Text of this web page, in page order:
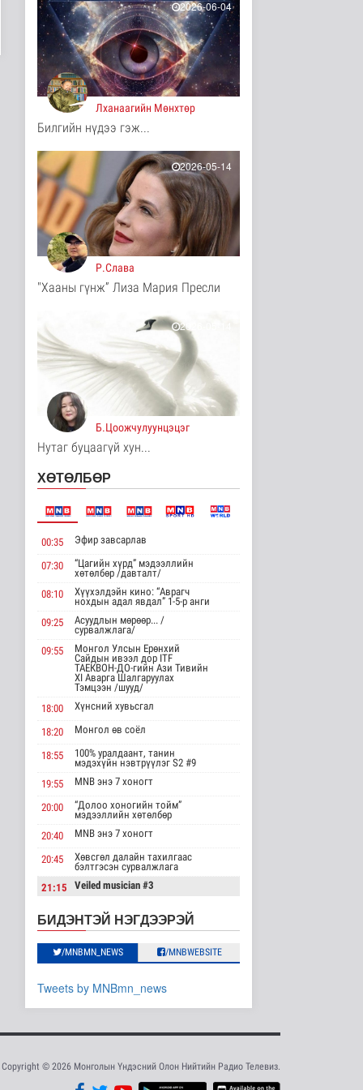
12 цаг 58 минутын өмнө
Иргэд: Хичээлийн
хэрэгслийн үнэ багагүй
нэмэгдсэ..
Нийгэм
12 цаг 1 минутын өмнө
Турк, Саудын Араб,
батлан хамгаа..
Дэлхийд
12 цаг 4 минутын өмнө
"Онцгой амралт-2026"
реалити шоуны зургийг
авч э..
Нийгэм
12 цаг 7 минутын өмнө
хүчний байлдааны
буудлагат..
Нийгэм
12 цаг 9 минутын өмнө
Цагааннуур суманд 23
мянга гаруй га талбайд
Нийгэм
12 цаг 14 минутын өмнө
Нийгэм
ЦАГ АГААР:
Улаанбаатарт өдөртөө
26 хэм дулаан
Байгаль орчин
12 цаг 28 минутын өмнө
Монгол Улсын Төрийн
дуулал
Энтертайнмент
16 цаг 44 минутын өмнө
"Цагийн хүрд"
/2026.08.08/
Нийгэм
2026-08-08 19:59
Хүүхэд залуус, бизнес
эрхлэгчдийг дэмжих
инкубат..
Нийгэм
2026-08-08 17:16
баригдаж буй 70 МВт-
ын хүчин ча..
Улс төр
2026-08-08 17:02
Газрын тосны
агуулахууд эхнээсээ
ашиглалтад орох..
ЦАГ АГААР:
Улаанбаатарт шөнөдөө
2026-06-04
Лханаагийн Мөнхтөр
Билгийн нүдээ гэж...
2026-05-14
Р.Слава
"Хааны гүнж” Лиза Мария Пресли
2026-05-14
Б.Цоожчулуунцэцэг
Нутаг буцаагүй хун...
ХӨТӨЛБӨР
00:35 Эфир завсарлав
07:30
“Цагийн хүрд” мэдээллийн
хөтөлбөр /давталт/
08:10
Хүүхэлдэйн кино: “Аврагч
нохдын адал явдал” 1-5-р анги
09:25
Асуудлын мөрөөр... /
сурвалжлага/
09:55
Монгол Улсын Ерөнхий
Сайдын ивээл дор ITF
ТАЕКВОН-ДО-гийн Ази Тивийн
XI Аварга Шалгаруулах
Тэмцээн /шууд/
18:00
Хүнсний хувьсгал
18:20 Монгол өв соёл
18:55
100% уралдаант, танин
мэдэхүйн нэвтрүүлэг S2 #9
19:55
MNB энэ 7 хоногт
20:00
“Долоо хоногийн тойм”
мэдээллийн хөтөлбөр
20:40
MNB энэ 7 хоногт
20:45
Хөвсгөл далайн тахилгаас
бэлтгэсэн сурвалжлага
21:15
Veiled musician #3
23:35
“Гэрэлтэй цонх” үдшийн
хөтөлбөр
БИДЭНТЭЙ НЭГДЭЭРЭЙ
/MNBMN_NEWS /MNBWEBSITE
Tweets by MNBmn_news
Copyright © 2026 Монголын Үндэсний Олон Нийтийн Радио Телевиз.